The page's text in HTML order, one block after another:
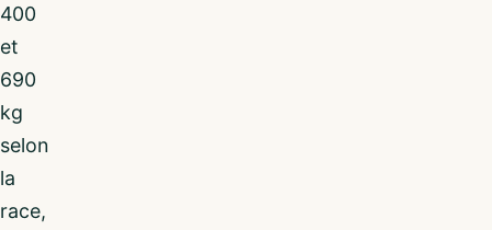
400
et
690
kg
selon
la
race,